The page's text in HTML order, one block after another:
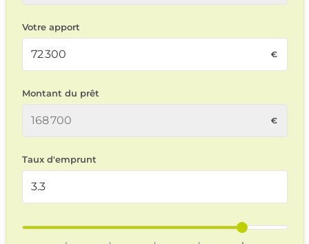
Votre apport
Montant du prêt
Taux d'emprunt